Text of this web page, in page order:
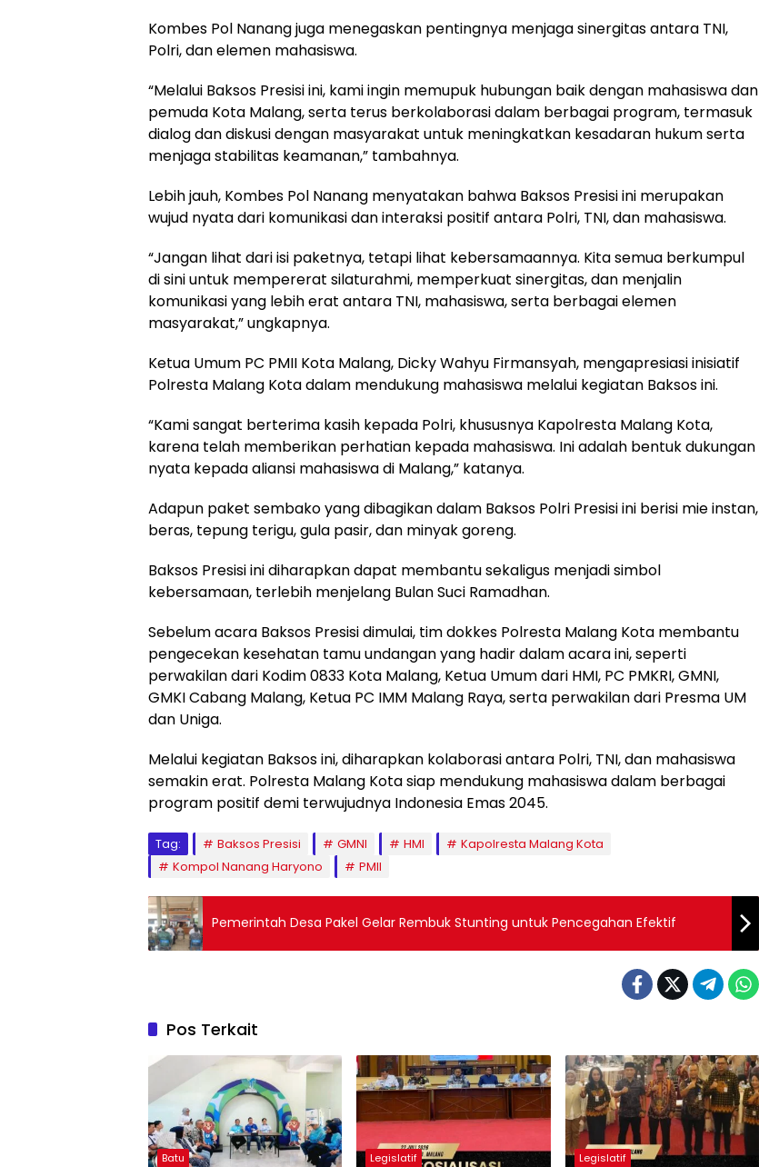
Kombes Pol Nanang juga menegaskan pentingnya menjaga sinergitas antara TNI,
Polri, dan elemen mahasiswa.
“Melalui Baksos Presisi ini, kami ingin memupuk hubungan baik dengan mahasiswa dan
pemuda Kota Malang, serta terus berkolaborasi dalam berbagai program, termasuk
dialog dan diskusi dengan masyarakat untuk meningkatkan kesadaran hukum serta
menjaga stabilitas keamanan,” tambahnya.
Lebih jauh, Kombes Pol Nanang menyatakan bahwa Baksos Presisi ini merupakan
wujud nyata dari komunikasi dan interaksi positif antara Polri, TNI, dan mahasiswa.
“Jangan lihat dari isi paketnya, tetapi lihat kebersamaannya. Kita semua berkumpul
di sini untuk mempererat silaturahmi, memperkuat sinergitas, dan menjalin
komunikasi yang lebih erat antara TNI, mahasiswa, serta berbagai elemen
masyarakat,” ungkapnya.
Ketua Umum PC PMII Kota Malang, Dicky Wahyu Firmansyah, mengapresiasi inisiatif
Polresta Malang Kota dalam mendukung mahasiswa melalui kegiatan Baksos ini.
“Kami sangat berterima kasih kepada Polri, khususnya Kapolresta Malang Kota,
karena telah memberikan perhatian kepada mahasiswa. Ini adalah bentuk dukungan
nyata kepada aliansi mahasiswa di Malang,” katanya.
Adapun paket sembako yang dibagikan dalam Baksos Polri Presisi ini berisi mie instan,
beras, tepung terigu, gula pasir, dan minyak goreng.
Baksos Presisi ini diharapkan dapat membantu sekaligus menjadi simbol
kebersamaan, terlebih menjelang Bulan Suci Ramadhan.
Sebelum acara Baksos Presisi dimulai, tim dokkes Polresta Malang Kota membantu
pengecekan kesehatan tamu undangan yang hadir dalam acara ini, seperti
perwakilan dari Kodim 0833 Kota Malang, Ketua Umum dari HMI, PC PMKRI, GMNI,
GMKI Cabang Malang, Ketua PC IMM Malang Raya, serta perwakilan dari Presma UM
dan Uniga.
Melalui kegiatan Baksos ini, diharapkan kolaborasi antara Polri, TNI, dan mahasiswa
semakin erat. Polresta Malang Kota siap mendukung mahasiswa dalam berbagai
program positif demi terwujudnya Indonesia Emas 2045.
Tag: Baksos Presisi GMNI HMI
Kapolresta Malang Kota
Kompol Nanang Haryono
PMII
Pemerintah Desa Pakel Gelar Rembuk Stunting untuk Pencegahan Efektif
Pos Terkait
Batu Legislatif Legislatif